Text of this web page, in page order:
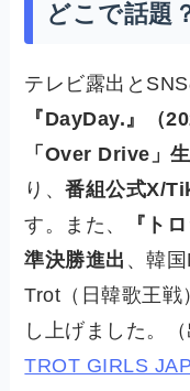
どこで話題
テレビ露出と
『DayDay.』（
「Over Drive」
り、番組公式X/
す。また、
『ト
準決勝進出 、韓
Trot（日韓歌王戦
し上げました。（
TROT GIRLS